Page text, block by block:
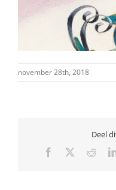
november 28th, 2018
Deel
Facebook